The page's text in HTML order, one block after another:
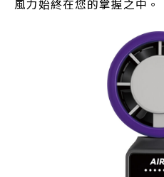
風力始終在您的掌握之中。